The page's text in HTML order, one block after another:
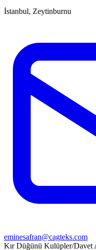
İstanbul, Zeytinburnu
eminesafran@cagteks.com
Kır Düğünü Kulüpler/Davet